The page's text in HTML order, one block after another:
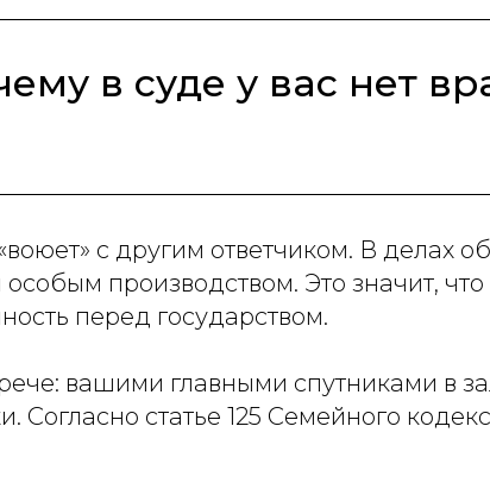
в суде у вас нет
с другим ответчиком. В делах
производством. Это значит,
перед государством.
вашими главными спутниками в
Согласно статье 125 Семейного